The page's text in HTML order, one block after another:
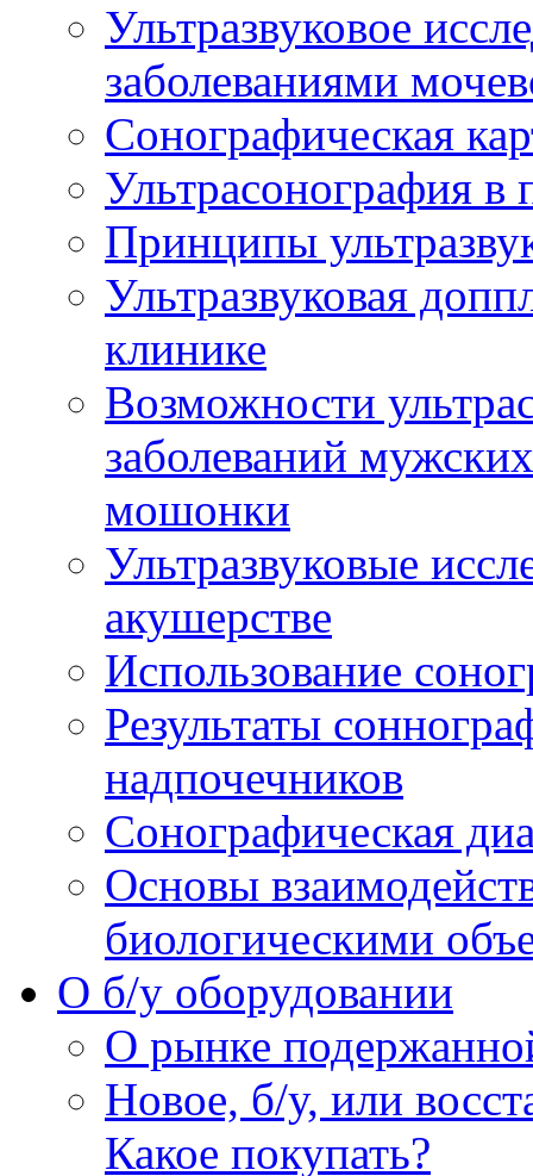
Ультразвуковое
заболеваниями
Сонографическая
Ультрасонография в
Принципы
Ультразвуковая
клинике
Возможности
заболеваний
мошонки
Ультразвуковые
акушерстве
Использование
Результаты
надпочечников
Сонографическая
Основы
биологическими
O б/у оборудовании
О рынке
Новое, б/у, или
Какое покупать?